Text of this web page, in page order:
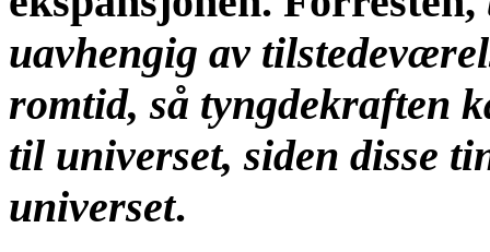
uavhengig av
romtid, så tyngdekraften
til universet, siden disse
universet.